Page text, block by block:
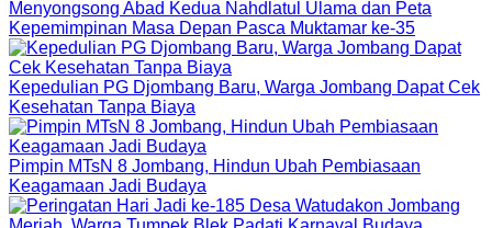
Menyongsong Abad Kedua Nahdlatul Ulama dan Peta
Kepemimpinan Masa Depan Pasca Muktamar ke-35
Kepedulian PG Djombang Baru, Warga Jombang Dapat Cek
Kesehatan Tanpa Biaya
Pimpin MTsN 8 Jombang, Hindun Ubah Pembiasaan
Keagamaan Jadi Budaya